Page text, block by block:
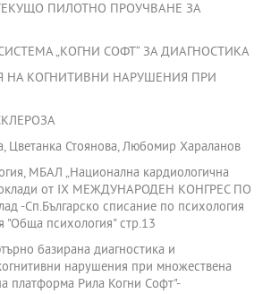
ПИЛОТНО ПРОУЧВАНЕ ЗА
„КОГНИ СОФТ“ ЗА ДИАГНОСТИКА
НА КОГНИТИВНИ НАРУШЕНИЯ ПРИ
Цветанка Стоянова, Любомир Хараланов
МБАЛ „Национална кардиологична
от IX МЕЖДУНАРОДЕН КОНГРЕС ПО
-Сп.Българско списание по психология
"Обща психология" стр.13
базирана диагностика и
нарушения при множествена
платформа Рила Когни Софт"-